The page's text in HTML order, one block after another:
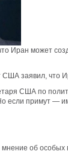
Иран может
США заявил, что
США по
если примут —
об